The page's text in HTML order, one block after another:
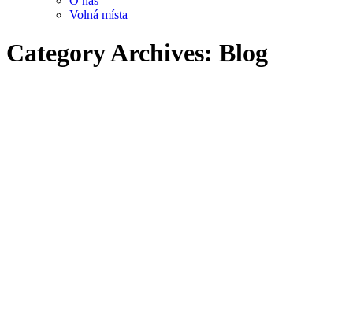
Volná místa
Category Archives: Blog